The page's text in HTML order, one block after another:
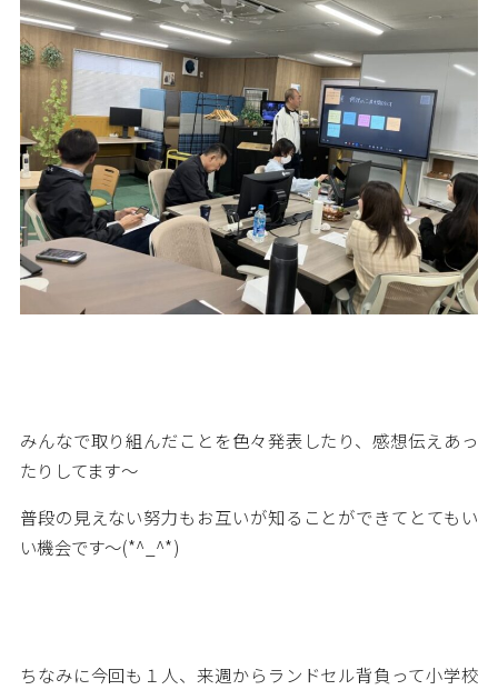
みんなで取り組んだことを色々発表したり、感想伝えあっ
たりしてます～
普段の見えない努力もお互いが知ることができてとてもい
い機会です～(*^_^*)
ちなみに今回も１人、来週からランドセル背負って小学校